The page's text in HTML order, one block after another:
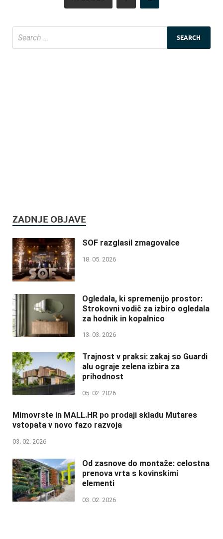
ZADNJE OBJAVE
SOF razglasil zmagovalce
18. 05. 2026
Ogledala, ki spremenijo prostor:
Strokovni vodič za izbiro ogledala
za hodnik in kopalnico
13. 03. 2026
Trajnost v praksi: zakaj so Guardi
alu ograje zelena izbira za
prihodnost
05. 02. 2026
Mimovrste in MALL.HR po prodaji skladu Mutares
vstopata v novo fazo razvoja
03. 02. 2026
Od zasnove do montaže: celostna
prenova vrta s kovinskimi
elementi
03. 02. 2026